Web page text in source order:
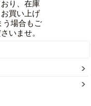
り、在庫
買い上げ
う場合もご
いませ。